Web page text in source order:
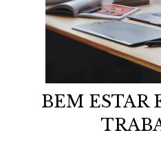
BEM ESTAR